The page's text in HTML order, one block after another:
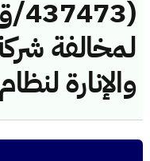
لمخالفة
والإنارة